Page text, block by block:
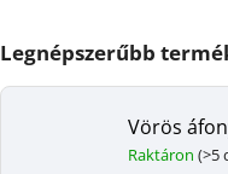
Legnépszerűbb
Vörös
Raktáron (>5